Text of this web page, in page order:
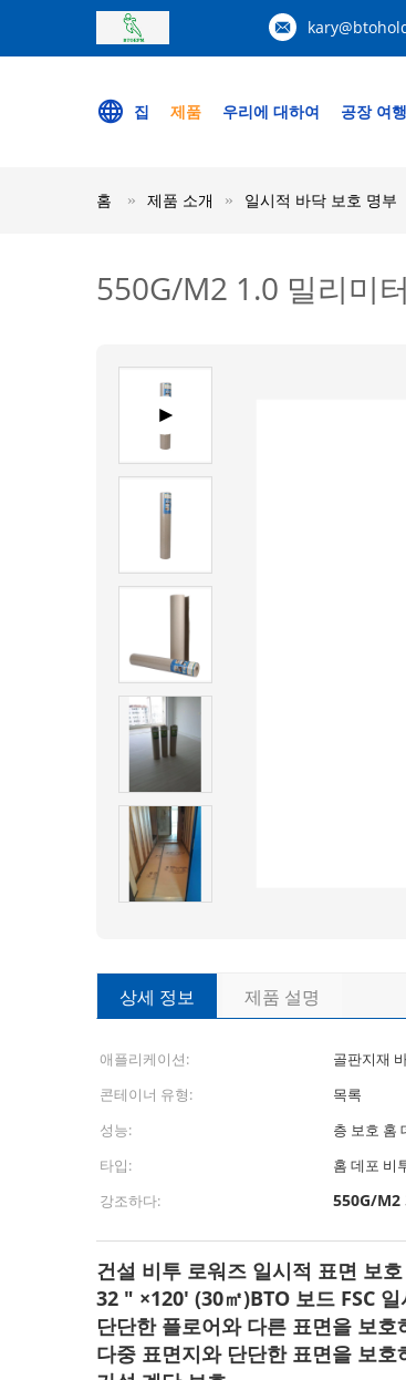
집 제품 우리에 대하여 공장 여행
홈 제품 소개 일시적 바닥 보호 명부
550G/M2 1.0 밀리미
상세 정보 제품 설명
애플리케이션: 골판지재
콘테이너 유형:
목록
성능:
층 보호 홈
타입:
홈 데포 비
강조하다:
550G/M2
건설 비투 로워즈 일시적 표면 보
32 " ×120' (30㎡)BTO 보드 FSC
단단한 플로어와 다른 표면을 보
다중 표면지와 단단한 표면을 보